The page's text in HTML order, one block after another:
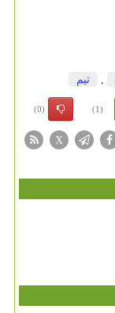
تیم
(1)
(0)
X